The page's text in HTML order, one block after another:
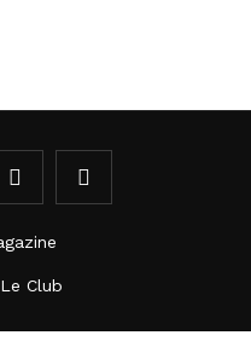
Le Club